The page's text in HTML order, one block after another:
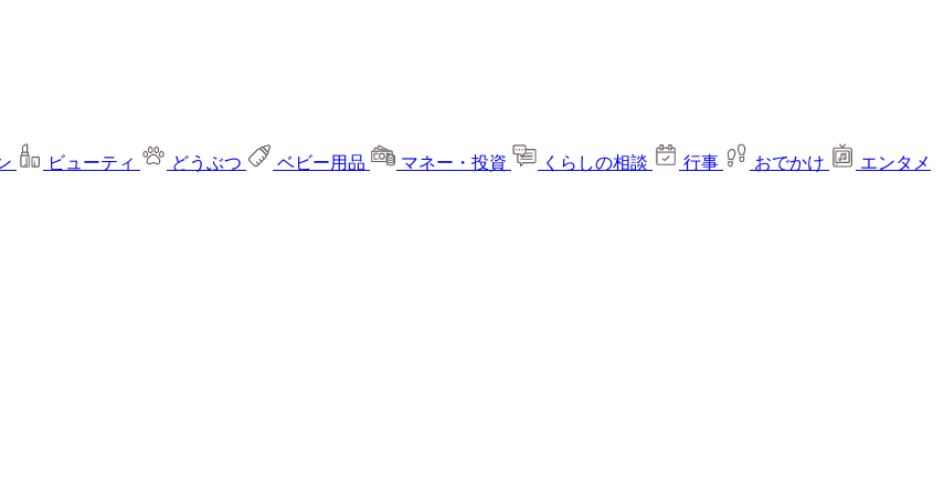
ビューティ どうぶつ ベビー用品 マネー・投資 くらしの相談 行事 おでかけ
エンタメ